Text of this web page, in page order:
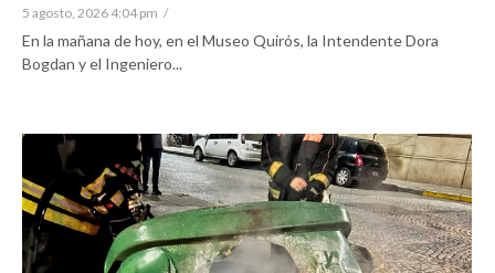
5 agosto, 2026 4:04 pm /
En la mañana de hoy, en el Museo Quirós, la Intendente Dora
Bogdan y el Ingeniero...